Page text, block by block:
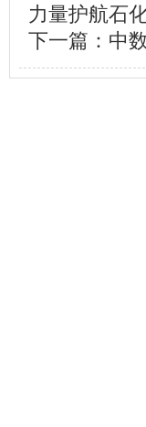
力量护航石
下一篇： 中